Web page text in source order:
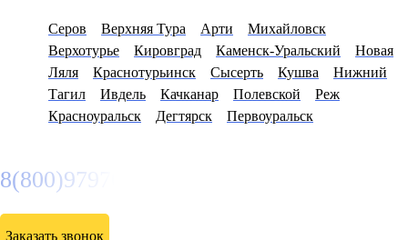
Серов Верхняя Тура Арти
Михайловск
Верхотурье
Кировград Каменск-Уральский
Новая
Ляля
Краснотурьинск Сысерть Кушва
Нижний
Тагил
Ивдель Качканар Полевской
Реж
Красноуральск
Дегтярск Первоуральск
8(800)9797043
Заказать звонок